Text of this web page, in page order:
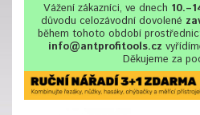
Vážení zákazníci, ve dnech
důvodu celozávodní dovolené
během tohoto období
info@antprofitools.cz
Děkujeme za